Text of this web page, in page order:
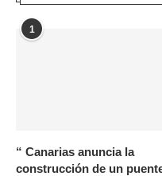
1
“ Canarias anuncia la
construcción de un